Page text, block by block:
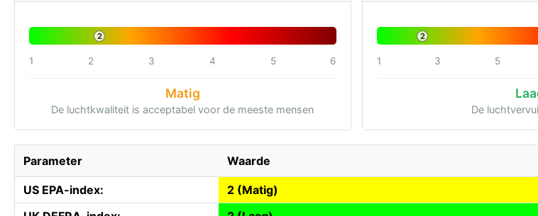
2
1 2 3 4 5 6
Matig
De luchtkwaliteit is acceptabel voor de meeste mensen
2
1 3 5
De
Parameter Waarde
US EPA-index:
2 (Matig)